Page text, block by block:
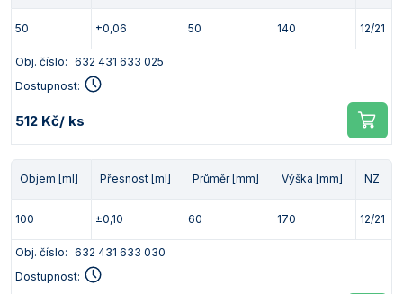
50 ±0,06 50 140 12/21
Obj. číslo: 632 431 633 025
Dostupnost:
512 Kč/ ks
Objem [ml] Přesnost [ml] Průměr [mm] Výška [mm] NZ
100 ±0,10 60 170 12/21
Obj. číslo: 632 431 633 030
Dostupnost:
Zkumavky
Zkumavky a stojany
Vlastnosti plastů
měření prostředí (klimatu)
Titrátory
Vlhkostní analyzátory - váhy sušicí